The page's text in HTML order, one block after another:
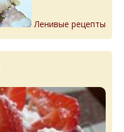
Ленивые рецепты